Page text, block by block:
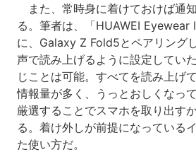
また、常時身に着けておけば通
る。筆者は、「HUAWEI Eyewear
に、Galaxy Z Fold5とペアリング
声で読み上げるように設定してい
じことは可能。すべてを読み上げ
情報量が多く、うっとおしくなっ
厳選することでスマホを取り出す
る。着け外しが前提になっている
た使い方だ。